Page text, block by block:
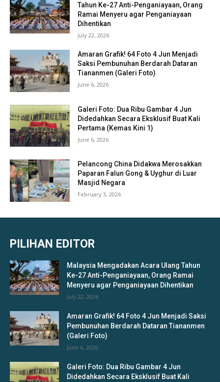
Tahun Ke-27 Anti-Penganiayaan, Orang
Ramai Menyeru agar Penganiayaan
Dihentikan
July 22, 2026
Amaran Grafik! 64 Foto 4 Jun Menjadi
Saksi Pembunuhan Berdarah Dataran
Tiananmen (Galeri Foto)
June 6, 2026
Galeri Foto: Dua Ribu Gambar 4 Jun
Didedahkan Secara Eksklusif Buat Kali
Pertama (Kemas Kini 1)
June 6, 2026
Pelancong China Didakwa Merosakkan
Paparan Falun Gong & Uyghur di Luar
Masjid Negara
February 3, 2026
PILIHAN EDITOR
Malaysia Mengadakan Acara Ulang Tahun
Ke-27 Anti-Penganiayaan, Orang Ramai
Menyeru agar Penganiayaan Dihentikan
July 22, 2026
Amaran Grafik! 64 Foto 4 Jun Menjadi Saksi
Pembunuhan Berdarah Dataran Tiananmen
(Galeri Foto)
June 6, 2026
Galeri Foto: Dua Ribu Gambar 4 Jun
Didedahkan Secara Eksklusif Buat Kali